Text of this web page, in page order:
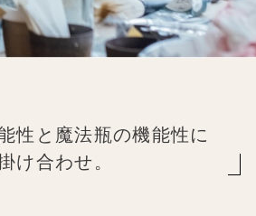
性と魔法瓶の機能性に
け合わせ。